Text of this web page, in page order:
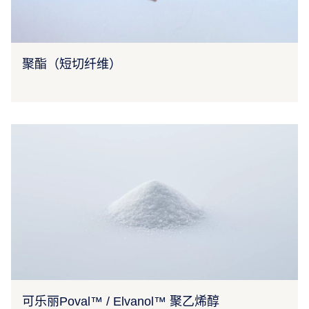
聚酯（短切纤维）
可乐丽Poval™ / Elvanol™ 聚乙烯醇